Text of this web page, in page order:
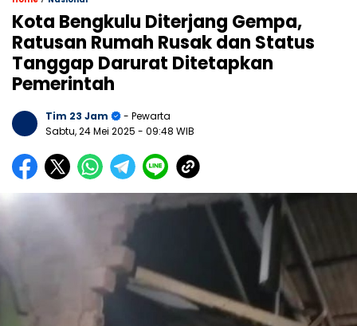
Kota Bengkulu Diterjang Gempa,
Ratusan Rumah Rusak dan Status
Tanggap Darurat Ditetapkan
Pemerintah
Tim 23 Jam
- Pewarta
Sabtu, 24 Mei 2025 - 09:48 WIB